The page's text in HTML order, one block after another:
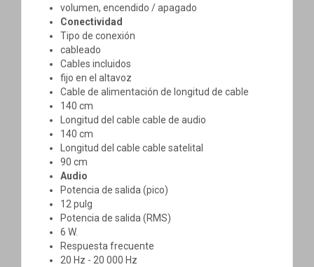
volumen, encendido / apagado
Conectividad
Tipo de conexión
cableado
Cables incluidos
fijo en el altavoz
Cable de alimentación de longitud de cable
140 cm
Longitud del cable cable de audio
140 cm
Longitud del cable cable satelital
90 cm
Audio
Potencia de salida (pico)
12 pulg
Potencia de salida (RMS)
6 W.
Respuesta frecuente
20 Hz - 20 000 Hz